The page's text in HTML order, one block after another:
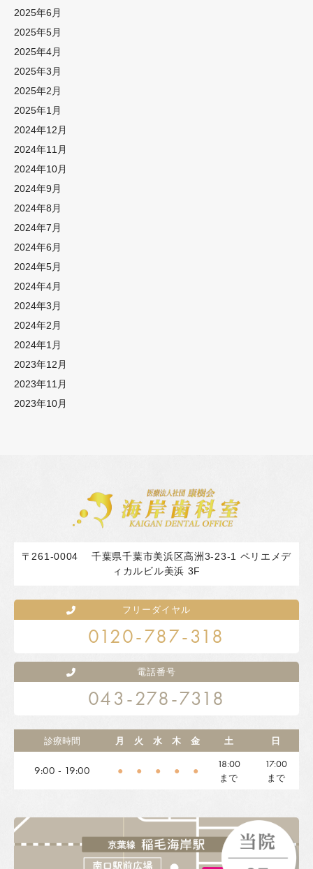
2025年6月
2025年5月
2025年4月
2025年3月
2025年2月
2025年1月
2024年12月
2024年11月
2024年10月
2024年9月
2024年8月
2024年7月
2024年6月
2024年5月
2024年4月
2024年3月
2024年2月
2024年1月
2023年12月
2023年11月
2023年10月
〒261-0004
千葉県千葉市美浜区高洲3-23-1 ペリエメデ
ィカルビル美浜 3F
フリーダイヤル
0120-787-318
電話番号
043-278-7318
診療時間 月 火 水 木 金 土 日
9:00 - 19:00 ● ● ● ● ●
18:00
まで
17:00
まで